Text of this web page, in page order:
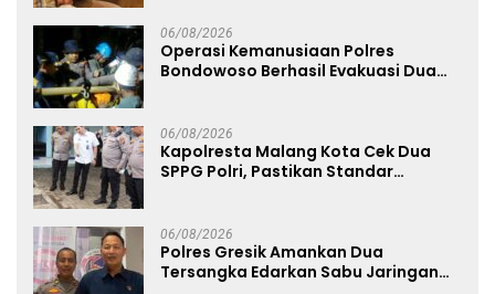
06/08/2026
Operasi Kemanusiaan Polres
Bondowoso Berhasil Evakuasi Dua
06/08/2026
Kapolresta Malang Kota Cek Dua
SPPG Polri, Pastikan Standar
06/08/2026
Polres Gresik Amankan Dua
Tersangka Edarkan Sabu Jaringan